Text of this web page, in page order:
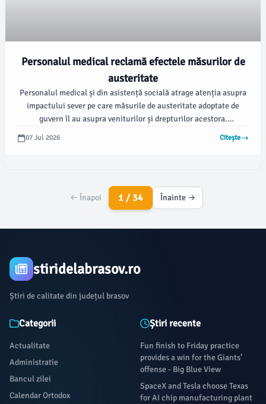
Personalul medical reclamă efectele măsurilor de
austeritate
Personalul medical și din asistență socială atrage atenția asupra
impactului sever pe care măsurile de austeritate adoptate de
guvern îl au asupra veniturilor și drepturilor acestora.
Sindicaliștii solicită urgente măsuri pentru a restabili echitatea
07 Jul 2026 Citește
← Înapoi 1 / 34 Înainte →
stiridelabrasov.ro
Știri de calitate din județul brasov
Categorii
Actualitate
Administratie
Bancul zilei
Calendar Ortodox
Știri recente
Fun finish to Friday practice
provides a win for the Giants’
offense - Big Blue View
SpaceX and Tesla choose Texas
for AI chip manufacturing plant